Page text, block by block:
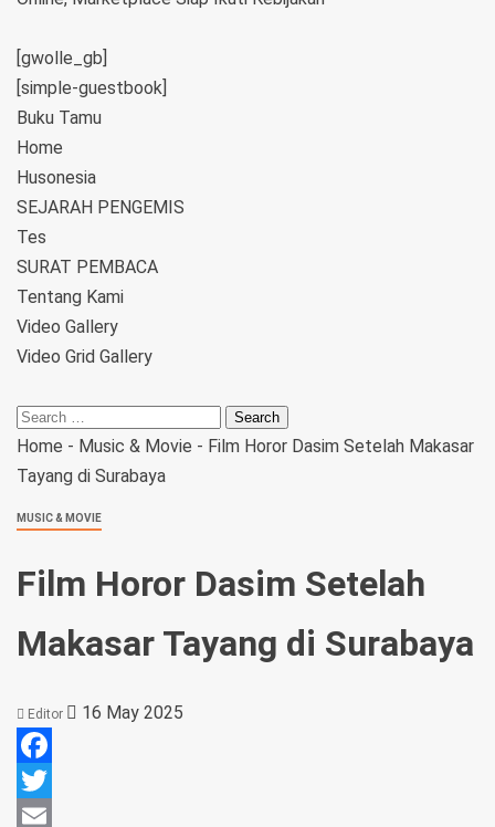
[gwolle_gb]
[simple-guestbook]
Buku Tamu
Home
Husonesia
SEJARAH PENGEMIS
Tes
SURAT PEMBACA
Tentang Kami
Video Gallery
Video Grid Gallery
Home - Music & Movie - Film Horor Dasim Setelah Makasar
Tayang di Surabaya
MUSIC & MOVIE
Film Horor Dasim Setelah
Makasar Tayang di Surabaya
Editor 16 May 2025
Facebook
Twitter